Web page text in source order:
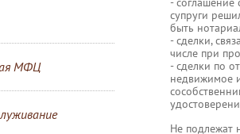
МФЦ
супруги
быть
- сделки,
числе при
- сделки по
недвижимое
Не подлежат